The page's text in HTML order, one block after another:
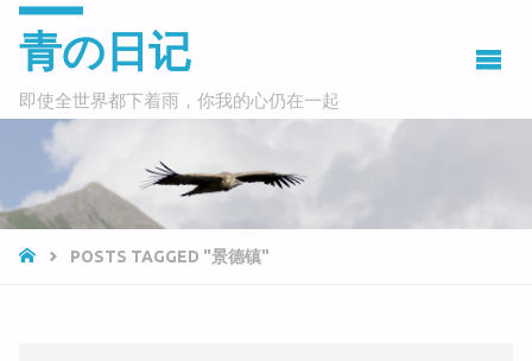
青の日记
即使全世界都下着雨，你我的心仍在一起
HOMEPOSTS TAGGED "景德镇"